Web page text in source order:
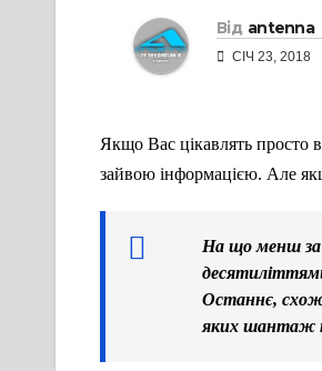
Від antenna
СІЧ 23, 2018
Якщо Вас цікавлять просто
зайвою інформацією. Але
На що менш за
Останнє,
яких шантаж